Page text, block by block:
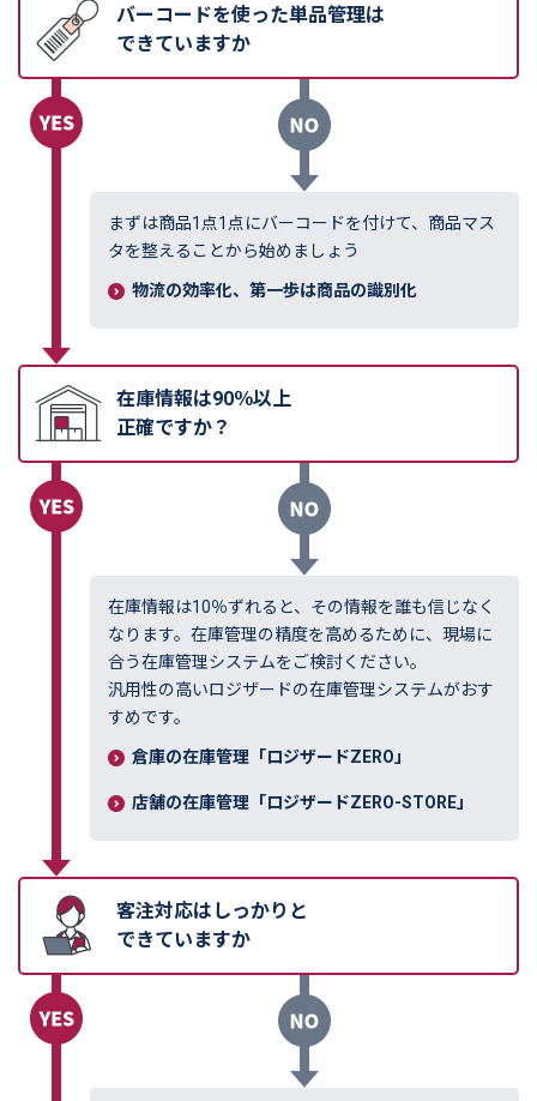
バーコードを使った単品管理は
できていますか
まずは商品1点1点にバーコードを付けて、商品マス
タを整えることから始めましょう
物流の効率化、第一歩は商品の識別化
在庫情報は90％以上
正確ですか？
在庫情報は10％ずれると、その情報を誰も信じなく
なります。在庫管理の精度を高めるために、現場に
合う在庫管理システムをご検討ください。
汎用性の高いロジザードの在庫管理システムがおす
すめです。
倉庫の在庫管理「ロジザードZERO」
店舗の在庫管理「ロジザードZERO-STORE」
客注対応はしっかりと
できていますか